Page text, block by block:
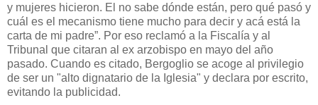
y mujeres hicieron. El no sabe dónde están, pero qué pasó y
cuál es el mecanismo tiene mucho para decir y acá está la
carta de mi padre”. Por eso reclamó a la Fiscalía y al
Tribunal que citaran al ex arzobispo en mayo del año
pasado. Cuando es citado, Bergoglio se acoge al privilegio
de ser un "alto dignatario de la Iglesia" y declara por escrito,
evitando la publicidad.